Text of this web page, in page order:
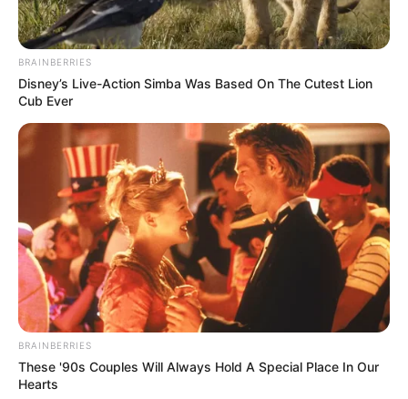
Παράπονα και γκρίνια γαλάζιων βουλευτών
έχουν φτάσει στο Μέγαρο Μαξίμου σχετικά με
την «μεροληπτική» επιλογή συγκεκριμένων
συναδέλφων τους για εισηγητές σε
νομοσχέδια ή και εμφανίσεων τους στα Μέσα.
Πάντως από «ψηλά» φαίνεται να τους βάζουν
φρένο και να τους διαμηνύουν ότι όλα θα
γίνονται και βάσει της κοινοβουλευτικής τους
BRAINBERRIES
Disney’s Live-Action Simba Was Based On The Cutest Lion
Cub Ever
BRAINBERRIES
These '90s Couples Will Always Hold A Special Place In Our
Hearts